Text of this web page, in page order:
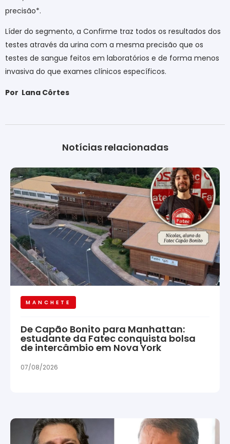
precisão*.
Líder do segmento, a Confirme traz todos os resultados dos
testes através da urina com a mesma precisão que os
testes de sangue feitos em laboratórios e de forma menos
invasiva do que exames clínicos específicos.
Por Lana Côrtes
Notícias relacionadas
MANCHETE
De Capão Bonito para Manhattan:
estudante da Fatec conquista bolsa
de intercâmbio em Nova York
07/08/2026